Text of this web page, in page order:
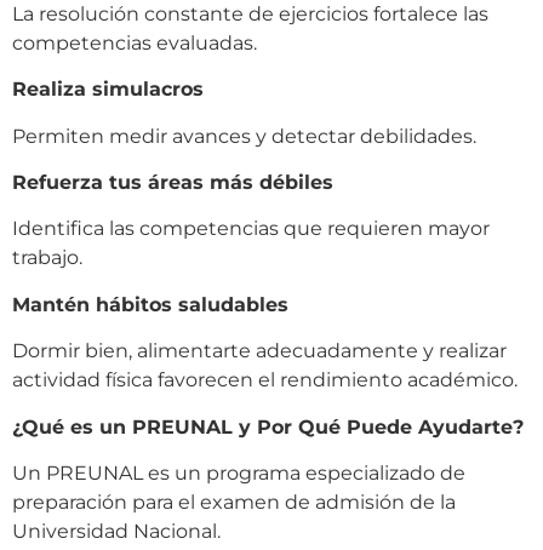
La resolución constante de ejercicios fortalece las
competencias evaluadas.
Realiza simulacros
Permiten medir avances y detectar debilidades.
Refuerza tus áreas más débiles
Identifica las competencias que requieren mayor
trabajo.
Mantén hábitos saludables
Dormir bien, alimentarte adecuadamente y realizar
actividad física favorecen el rendimiento académico.
¿Qué es un PREUNAL y Por Qué Puede Ayudarte?
Un PREUNAL es un programa especializado de
preparación para el examen de admisión de la
Universidad Nacional.